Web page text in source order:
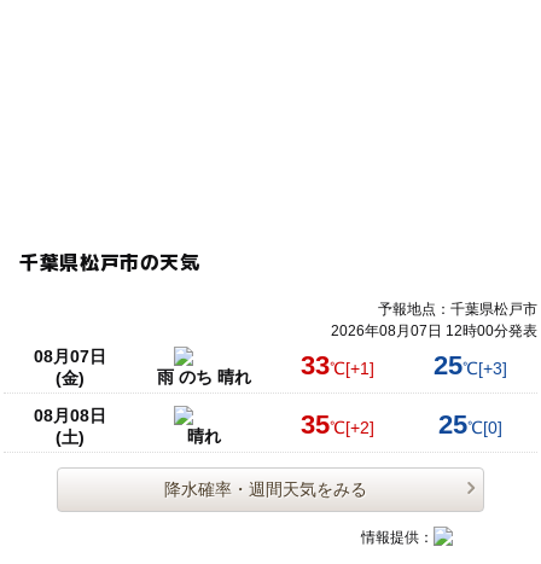
千葉県松戸市の天気
予報地点：千葉県松戸市
2026年08月07日 12時00分発表
08月07日
(金)
雨 のち 晴れ 33℃[+1] 25℃[+3]
08月08日
(土)
晴れ 35℃[+2] 25℃[0]
降水確率・週間天気をみる
情報提供：